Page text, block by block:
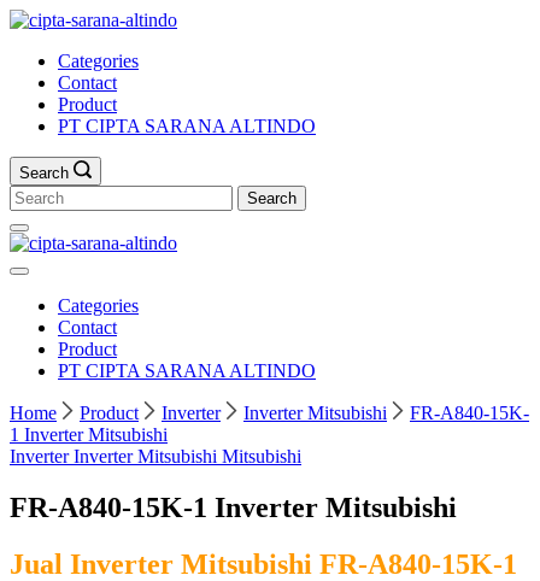
Skip
contentCategories
Contact
Product
PT CIPTA SARANA ALTINDO
Search
Search
for:
Categories
Contact
Product
PT CIPTA SARANA ALTINDO
Home Product Inverter Inverter Mitsubishi
FR-A840-15K-
1 Inverter Mitsubishi
InverterInverter Mitsubishi Mitsubishi
FR-A840-15K-1 Inverter Mitsubishi
Jual Inverter Mitsubishi FR-A840-15K-1